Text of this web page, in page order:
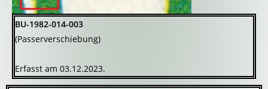
BU-1982-014-003
(Passerverschiebung)
Erfasst am 03.12.2023.